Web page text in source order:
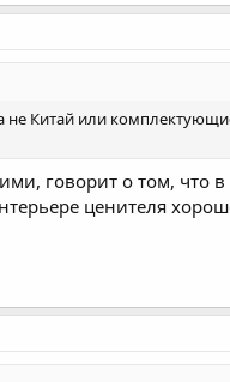
не Китай или
говорит о том, что
ценителя